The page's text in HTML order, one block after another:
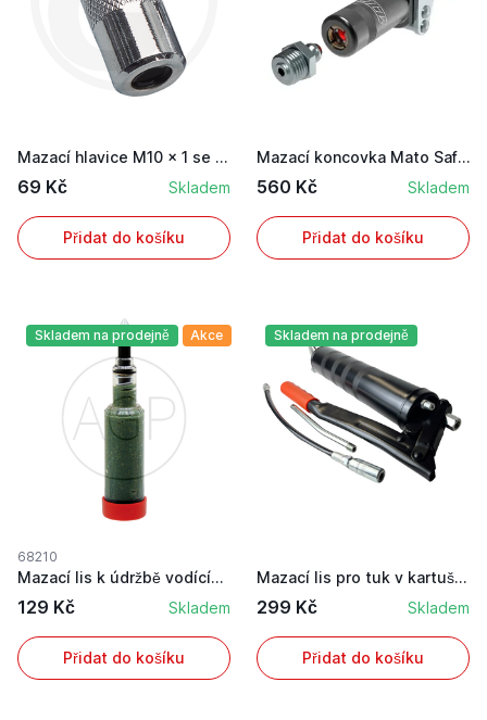
Mazací hlavice M10 x 1 se 4 čelistmi pro mazací...
69 Kč Skladem
Přidat do košíku
Mazací koncovka Mato Safelock M10x1 samojistící...
560 Kč Skladem
Přidat do košíku
Skladem na prodejně Akce
68210
Mazací lis k údržbě vodících lišt pilových řetě...
129 Kč Skladem
Přidat do košíku
Skladem na prodejně
Mazací lis pro tuk v kartuši 400 g i pro volný ...
299 Kč Skladem
Přidat do košíku